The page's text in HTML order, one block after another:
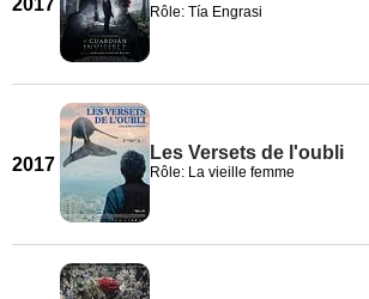
Rôle: Tía Engrasi
2017
Les Versets de l'oubli
Rôle: La vieille femme